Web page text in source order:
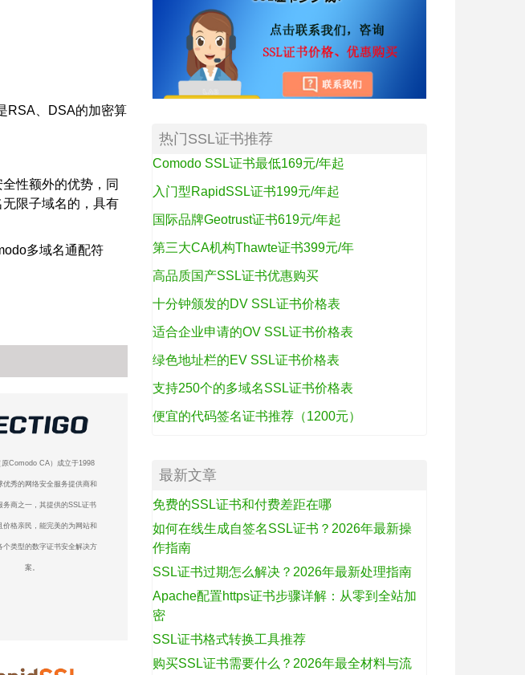
RSA、DSA的加密算
性额外的优势，同
限子域名的，具有
多域名通配符
Comodo CA）成立于1998
优秀的网络安全服务提供商和
务商之一，其提供的SSL证书
价格亲民，能完美的为网站和
个类型的数字证书安全解决方
案。
热门SSL证书推荐
Comodo SSL证书最低169元/年起
入门型RapidSSL证书199元/年起
国际品牌Geotrust证书619元/年起
第三大CA机构Thawte证书399元/年
高品质国产SSL证书优惠购买
十分钟颁发的DV SSL证书价格表
适合企业申请的OV SSL证书价格表
绿色地址栏的EV SSL证书价格表
支持250个的多域名SSL证书价格表
便宜的代码签名证书推荐（1200元）
最新文章
免费的SSL证书和付费差距在哪
如何在线生成自签名SSL证书？2026年最新操
作指南
SSL证书过期怎么解决？2026年最新处理指南
Apache配置https证书步骤详解：从零到全站加
密
SSL证书格式转换工具推荐
购买SSL证书需要什么？2026年最全材料与流